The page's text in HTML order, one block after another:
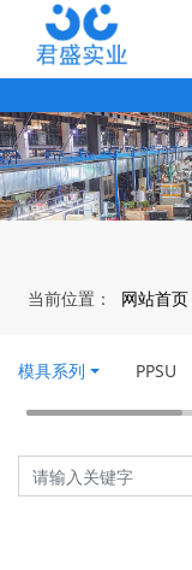
当前位置： 网站首页
模具系列 PPSU